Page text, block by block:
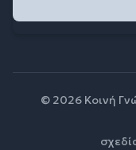
© 2026 Κοινή